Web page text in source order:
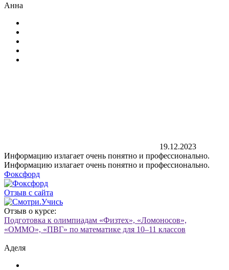
Анна
19.12.2023
Информацию излагает очень понятно и профессионально.
Информацию излагает очень понятно и профессионально.
Фоксфорд
Отзыв с сайта
Отзыв о курсе:
Подготовка к олимпиадам «Физтех», «Ломоносов»,
«ОММО», «ПВГ» по математике для 10–11 классов
Аделя